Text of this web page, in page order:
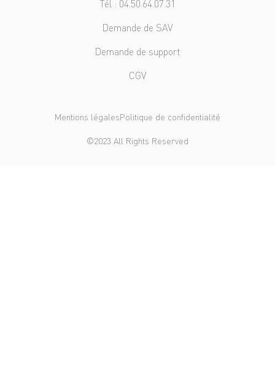
Tél : 04.50.64.07.31
Demande de SAV
Demande de support
CGV
Mentions légalesPolitique de confidentialité
©2023 All Rights Reserved